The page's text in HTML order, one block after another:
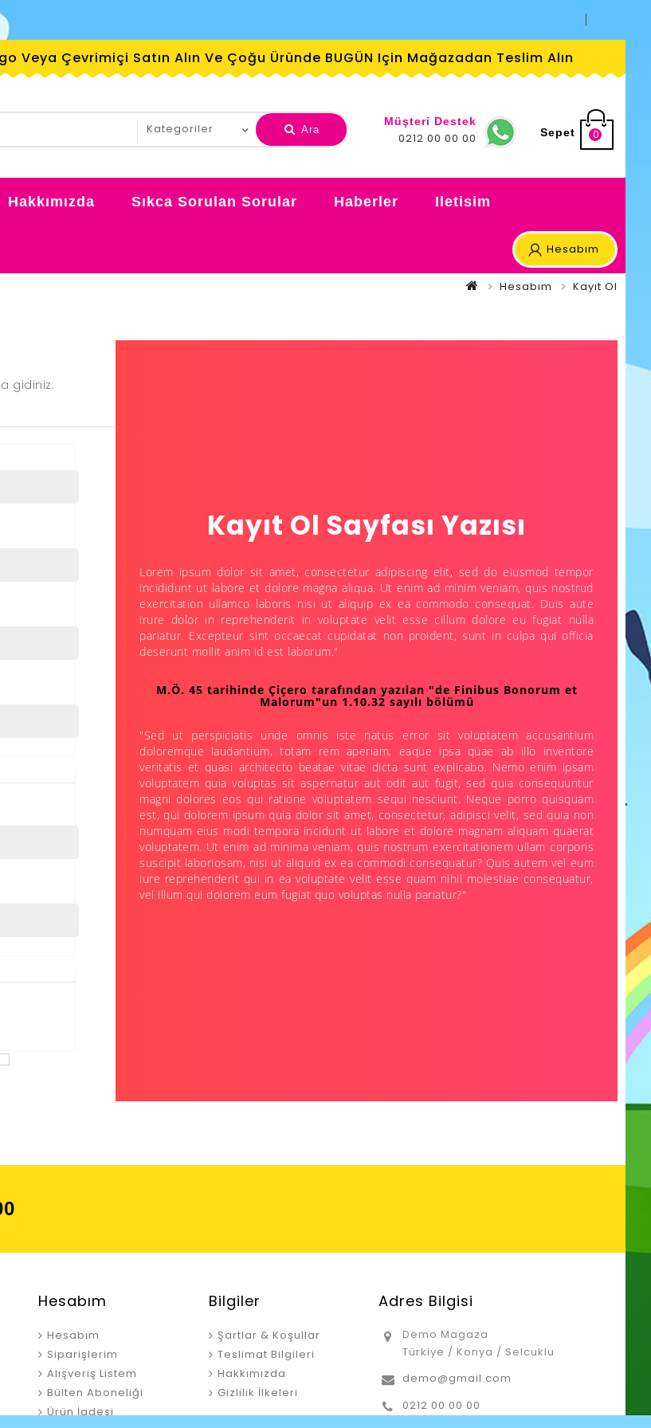
Veya Çevrimiçi Satın Alın Ve Çoğu Üründe BUGÜN Için Mağazadan Teslim Alın
Müşteri Destek
0212 00 00 00 Sepet 0
Ara
Hakkımızda Sıkca Sorulan Sorular Haberler Iletisim
Hesabım
Hesabım Kayıt Ol
gidiniz.
Kayıt Ol Sayfası Yazısı
Lorem ipsum dolor sit amet, consectetur adipiscing elit, sed do eiusmod tempor
incididunt ut labore et dolore magna aliqua. Ut enim ad minim veniam, quis nostrud
exercitation ullamco laboris nisi ut aliquip ex ea commodo consequat. Duis aute
irure dolor in reprehenderit in voluptate velit esse cillum dolore eu fugiat nulla
pariatur. Excepteur sint occaecat cupidatat non proident, sunt in culpa qui officia
deserunt mollit anim id est laborum."
M.Ö. 45 tarihinde Çiçero tarafından yazılan "de Finibus Bonorum et
Malorum"un 1.10.32 sayılı bölümü
"Sed ut perspiciatis unde omnis iste natus error sit voluptatem accusantium
doloremque laudantium, totam rem aperiam, eaque ipsa quae ab illo inventore
veritatis et quasi architecto beatae vitae dicta sunt explicabo. Nemo enim ipsam
voluptatem quia voluptas sit aspernatur aut odit aut fugit, sed quia consequuntur
magni dolores eos qui ratione voluptatem sequi nesciunt. Neque porro quisquam
est, qui dolorem ipsum quia dolor sit amet, consectetur, adipisci velit, sed quia non
numquam eius modi tempora incidunt ut labore et dolore magnam aliquam quaerat
voluptatem. Ut enim ad minima veniam, quis nostrum exercitationem ullam corporis
suscipit laboriosam, nisi ut aliquid ex ea commodi consequatur? Quis autem vel eum
iure reprehenderit qui in ea voluptate velit esse quam nihil molestiae consequatur,
vel illum qui dolorem eum fugiat quo voluptas nulla pariatur?"
Hesabım
Hesabım
Siparişlerim
Alışveriş Listem
Bülten Aboneliği
Ürün İadesi
Bilgiler
Şartlar & Koşullar
Teslimat Bilgileri
Hakkımızda
Gizlilik İlkeleri
Adres Bilgisi
Demo Magaza
Türkiye / Konya / Selcuklu
demo@gmail.com
0212 00 00 00